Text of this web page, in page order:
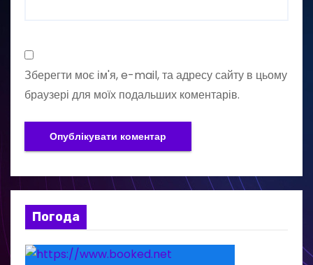
Зберегти моє ім'я, e-mail, та адресу сайту в цьому
браузері для моїх подальших коментарів.
Погода